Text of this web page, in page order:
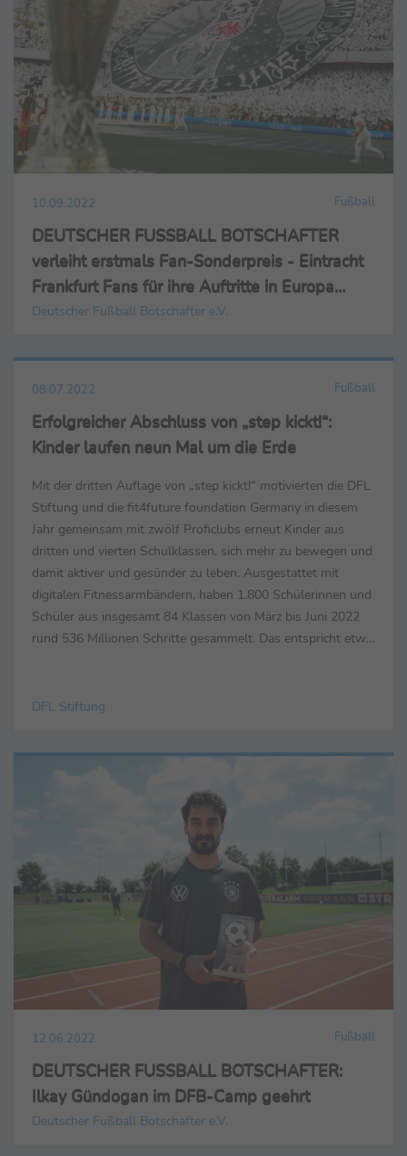
10.09.2022 Fußball
DEUTSCHER FUSSBALL BOTSCHAFTER
verleiht erstmals Fan-Sonderpreis - Eintracht
Frankfurt Fans für ihre Auftritte in Europa
ausgezeichnet
Deutscher Fußball Botschafter e.V.
08.07.2022 Fußball
Erfolgreicher Abschluss von „step kickt!“:
Kinder laufen neun Mal um die Erde
Mit der dritten Auflage von „step kickt!“ motivierten die DFL
Stiftung und die fit4future foundation Germany in diesem
Jahr gemeinsam mit zwölf Proficlubs erneut Kinder aus
dritten und vierten Schulklassen, sich mehr zu bewegen und
damit aktiver und gesünder zu leben. Ausgestattet mit
digitalen Fitnessarmbändern, haben 1.800 Schülerinnen und
Schüler aus insgesamt 84 Klassen von März bis Juni 2022
rund 536 Millionen Schritte gesammelt. Das entspricht etwa
DFL Stiftung
12.06.2022 Fußball
DEUTSCHER FUSSBALL BOTSCHAFTER:
Ilkay Gündogan im DFB-Camp geehrt
Deutscher Fußball Botschafter e.V.